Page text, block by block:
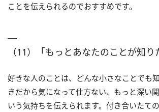
ことを伝えられるのでおすすめです。
（11）「もっとあなたのことが知り
好きな人のことは、どんな小さなことでも
きだから気になって仕方ない、もっと深い
いう気持ちを伝えられます。付き合いたて